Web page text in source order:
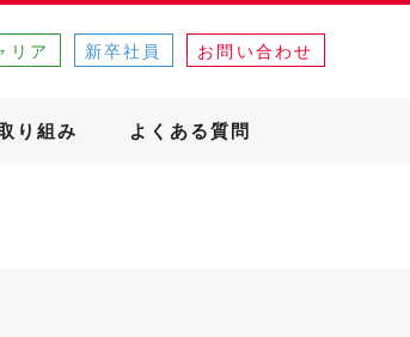
リア 新卒社員 お問い合わせ
り組み よくある質問